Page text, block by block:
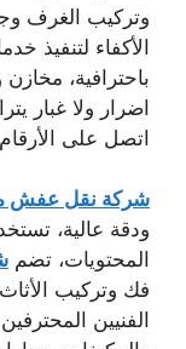
وتركيب الغرف
الأكفاء لتنفيذ
باحترافية،
اضرار ولا غبار
اتصل على الأرقام
شركة نقل عفش
ودقة عالية،
المحتويات، تضم
فك وتركيب
الفنيين